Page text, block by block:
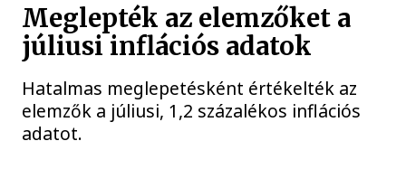
Meglepték az elemzőket a
júliusi inflációs adatok
Hatalmas meglepetésként értékelték az
elemzők a júliusi, 1,2 százalékos inflációs
adatot.